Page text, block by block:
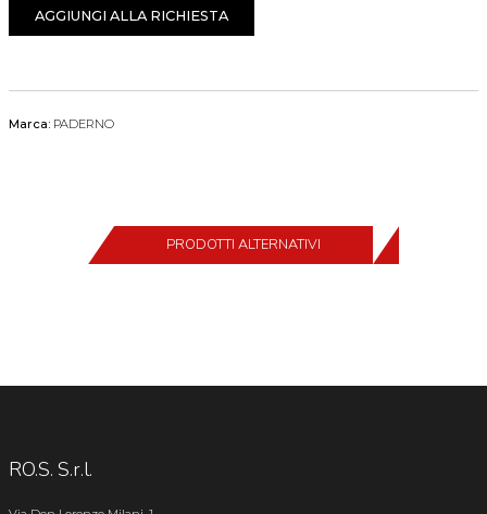
AGGIUNGI ALLA RICHIESTA
Marca: PADERNO
PRODOTTI ALTERNATIVI
RO.S. S.r.l.